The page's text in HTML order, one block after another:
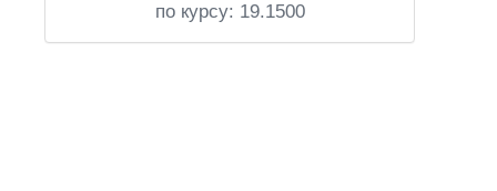
по курсу: 19.1500